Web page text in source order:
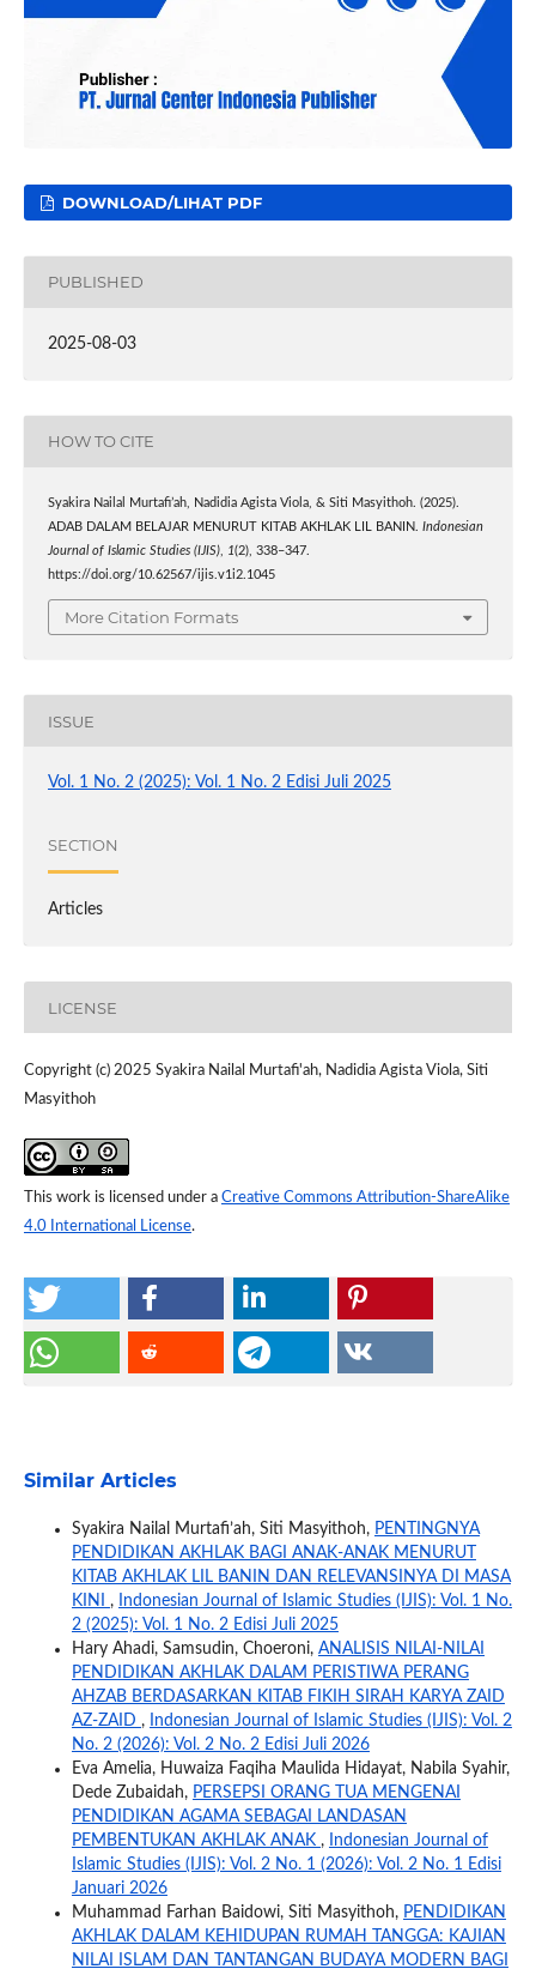
DOWNLOAD/LIHAT PDF
PUBLISHED
2025-08-03
HOW TO CITE
Syakira Nailal Murtafi’ah, Nadidia Agista Viola, & Siti Masyithoh. (2025).
ADAB DALAM BELAJAR MENURUT KITAB AKHLAK LIL BANIN. Indonesian
Journal of Islamic Studies (IJIS), 1(2), 338–347.
https://doi.org/10.62567/ijis.v1i2.1045
More Citation Formats
ISSUE
Vol. 1 No. 2 (2025): Vol. 1 No. 2 Edisi Juli 2025
SECTION
Articles
LICENSE
Copyright (c) 2025 Syakira Nailal Murtafi'ah, Nadidia Agista Viola, Siti
Masyithoh
This work is licensed under a Creative Commons Attribution-ShareAlike
4.0 International License.
Similar Articles
Syakira Nailal Murtafi’ah, Siti Masyithoh, PENTINGNYA
PENDIDIKAN AKHLAK BAGI ANAK-ANAK MENURUT
KITAB AKHLAK LIL BANIN DAN RELEVANSINYA DI MASA
KINI ,
Indonesian Journal of Islamic Studies (IJIS): Vol. 1 No.
2 (2025): Vol. 1 No. 2 Edisi Juli 2025
Hary Ahadi, Samsudin, Choeroni, ANALISIS NILAI-NILAI
PENDIDIKAN AKHLAK DALAM PERISTIWA PERANG
AHZAB BERDASARKAN KITAB FIKIH SIRAH KARYA ZAID
AZ-ZAID ,
Indonesian Journal of Islamic Studies (IJIS): Vol. 2
No. 2 (2026): Vol. 2 No. 2 Edisi Juli 2026
Eva Amelia, Huwaiza Faqiha Maulida Hidayat, Nabila Syahir,
Dede Zubaidah, PERSEPSI ORANG TUA MENGENAI
PENDIDIKAN AGAMA SEBAGAI LANDASAN
PEMBENTUKAN AKHLAK ANAK ,
Indonesian Journal of
Islamic Studies (IJIS): Vol. 2 No. 1 (2026): Vol. 2 No. 1 Edisi
Januari 2026
Muhammad Farhan Baidowi, Siti Masyithoh, PENDIDIKAN
AKHLAK DALAM KEHIDUPAN RUMAH TANGGA: KAJIAN
NILAI ISLAM DAN TANTANGAN BUDAYA MODERN BAGI